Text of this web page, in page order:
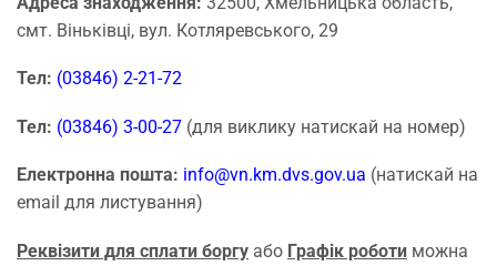
смт. Віньківці, вул. Котляревського, 29
Тел: (03846) 2-21-72
Тел: (03846) 3-00-27 (для виклику натискай на номер)
Електронна пошта: info@vn.km.dvs.gov.ua (натискай на
email для листування)
Реквізити для сплати боргу або Графік роботи можна